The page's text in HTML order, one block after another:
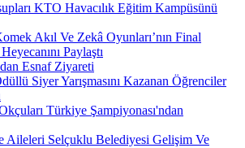
KTO Havacılık Eğitim Kampüsünü
Akıl Ve Zekâ Oyunları’nın Final
Paylaştı
Esnaf Ziyareti
Siyer Yarışmasını Kazanan Öğrenciler
Türkiye Şampiyonası'ndan
Aileleri Selçuklu Belediyesi Gelişim Ve